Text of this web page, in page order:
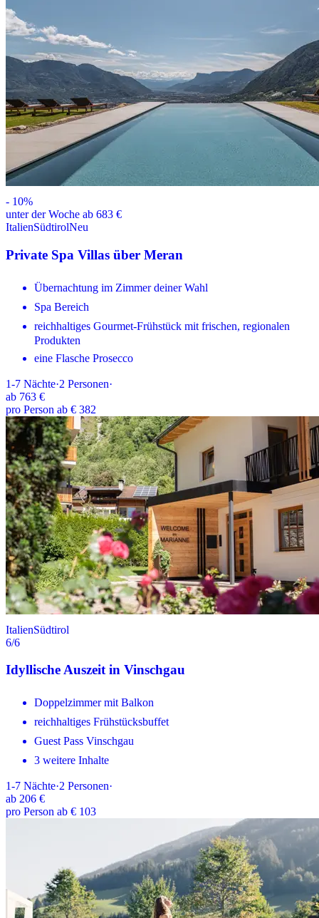
- 10%
unter der Woche ab 683 €
ItalienSüdtirolNeu
Private Spa Villas über Meran
Übernachtung im Zimmer deiner Wahl
Spa Bereich
reichhaltiges Gourmet-Frühstück mit frischen, regionalen
Produkten
eine Flasche Prosecco
1-7 Nächte·2 Personen·
ab 763 €
pro Person ab € 382
ItalienSüdtirol
6/6
Idyllische Auszeit in Vinschgau
Doppelzimmer mit Balkon
reichhaltiges Frühstücksbuffet
Guest Pass Vinschgau
3 weitere Inhalte
1-7 Nächte·2 Personen·
ab 206 €
pro Person ab € 103